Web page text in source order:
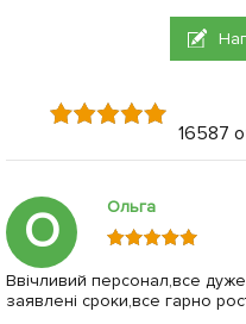
16587
О Ольга
Ввічливий персонал,все
заявлені сроки,все гарно